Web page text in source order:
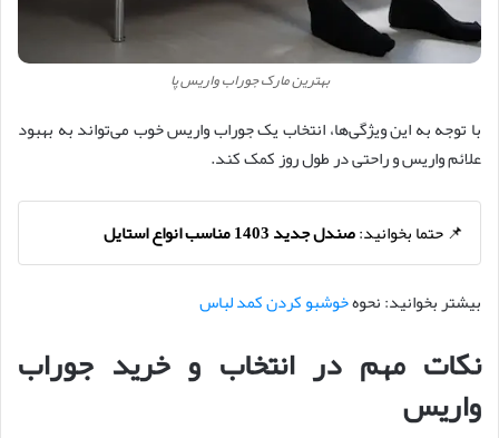
بهترین مارک جوراب واریس پا
با توجه به این ویژگی‌ها، انتخاب یک جوراب واریس خوب می‌تواند به بهبود
علائم واریس و راحتی در طول روز کمک کند.
📌 حتما بخوانید:صندل جدید 1403 مناسب انواع استایل
بیشتر بخوانید: نحوهخوشبو کردن کمد لباس
نکات مهم در انتخاب و خرید جوراب
واریس